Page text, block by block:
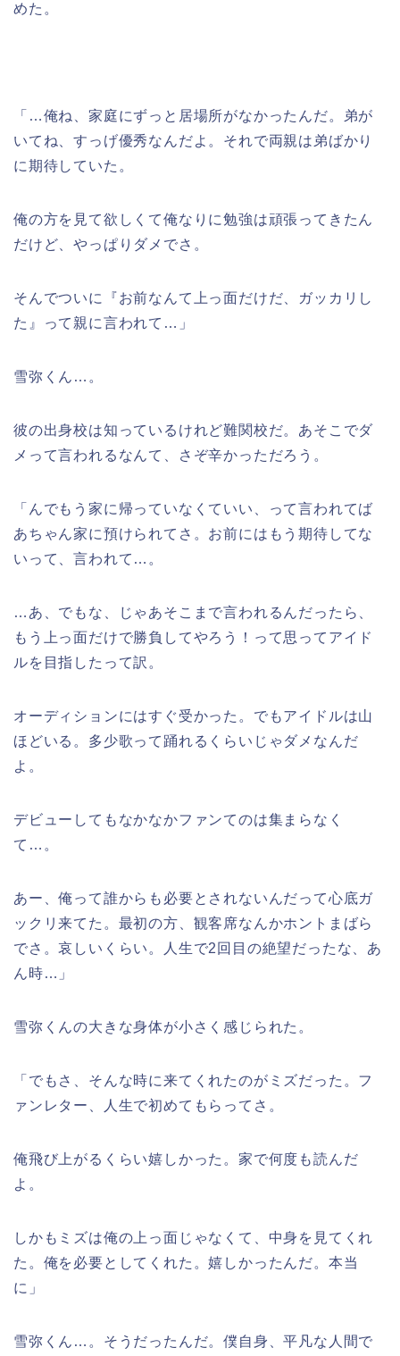
めた。
「…俺ね、家庭にずっと居場所がなかったんだ。弟が
いてね、すっげ優秀なんだよ。それで両親は弟ばかり
に期待していた。
俺の方を見て欲しくて俺なりに勉強は頑張ってきたん
だけど、やっぱりダメでさ。
そんでついに『お前なんて上っ面だけだ、ガッカリし
た』って親に言われて…」
雪弥くん…。
彼の出身校は知っているけれど難関校だ。あそこでダ
メって言われるなんて、さぞ辛かっただろう。
「んでもう家に帰っていなくていい、って言われてば
あちゃん家に預けられてさ。お前にはもう期待してな
いって、言われて…。
…あ、でもな、じゃあそこまで言われるんだったら、
もう上っ面だけで勝負してやろう！って思ってアイド
ルを目指したって訳。
オーディションにはすぐ受かった。でもアイドルは山
ほどいる。多少歌って踊れるくらいじゃダメなんだ
よ。
デビューしてもなかなかファンてのは集まらなく
て…。
あー、俺って誰からも必要とされないんだって心底ガ
ックリ来てた。最初の方、観客席なんかホントまばら
でさ。哀しいくらい。人生で2回目の絶望だったな、あ
ん時…」
雪弥くんの大きな身体が小さく感じられた。
「でもさ、そんな時に来てくれたのがミズだった。フ
ァンレター、人生で初めてもらってさ。
俺飛び上がるくらい嬉しかった。家で何度も読んだ
よ。
しかもミズは俺の上っ面じゃなくて、中身を見てくれ
た。俺を必要としてくれた。嬉しかったんだ。本当
に」
雪弥くん…。そうだったんだ。僕自身、平凡な人間で